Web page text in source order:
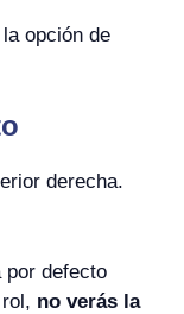
opción de
derecha.
por defecto
no verás la